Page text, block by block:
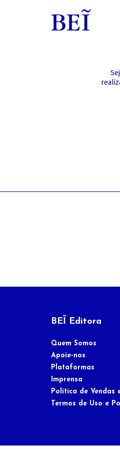
BEĨ Editora
Quem Somos
Apoie-nos
Plataformas
Imprensa
Política de Vendas
Termos de Uso e